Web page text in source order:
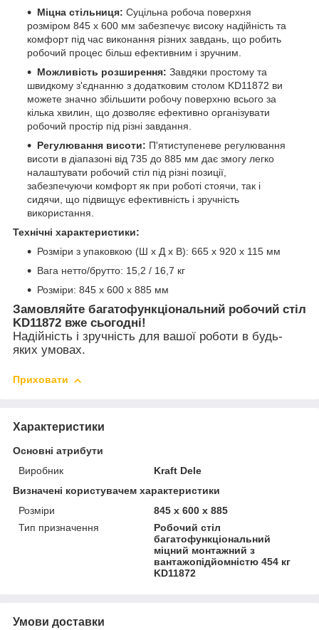
Міцна стільниця: Суцільна робоча поверхня
розміром 845 x 600 мм забезпечує високу надійність та
комфорт під час виконання різних завдань, що робить
робочий процес більш ефективним і зручним.
Можливість розширення: Завдяки простому та
швидкому з'єднанню з додатковим столом KD11872 ви
можете значно збільшити робочу поверхню всього за
кілька хвилин, що дозволяє ефективно організувати
робочий простір під різні завдання.
Регулювання висоти: П'ятиступеневе регулювання
висоти в діапазоні від 735 до 885 мм дає змогу легко
налаштувати робочий стіл під різні позиції,
забезпечуючи комфорт як при роботі стоячи, так і
сидячи, що підвищує ефективність і зручність
використання.
Технічні характеристики:
Розміри з упаковкою (Ш x Д x В): 665 x 920 x 115 мм
Вага нетто/брутто: 15,2 / 16,7 кг
Розміри: 845 x 600 x 885 мм
Замовляйте багатофункціональний робочий стіл
KD11872 вже сьогодні!
Надійність і зручність для вашої роботи в будь-
яких умовах.
Приховати
Характеристики
Основні атрибути
Виробник
Kraft Dele
Визначені користувачем характеристики
Розміри
845 x 600 x 885
Тип призначення
Робочий стіл
багатофункціональний
міцний монтажний з
вантажопідйомністю 454 кг
KD11872
Умови доставки